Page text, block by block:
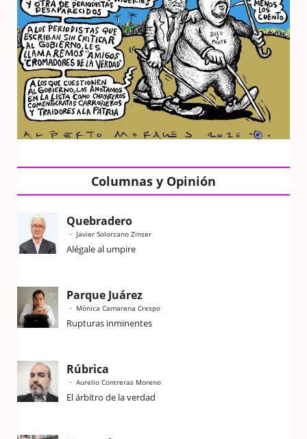
Columnas y Opinión
Quebradero
Javier Solorzano Zinser
Alégale al umpire
Parque Juárez
Mónica Camarena Crespo
Rupturas inminentes
Rúbrica
Aurelio Contreras Moreno
El árbitro de la verdad